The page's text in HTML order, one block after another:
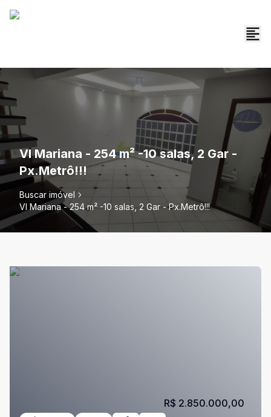
Vl Mariana - 254 m² -10 salas, 2 Gar -
Px.Metrô!!!
Buscar imóvel
Vl Mariana - 254 m² -10 salas, 2 Gar - Px.Metrô!!!
R$ 2.850.000,00